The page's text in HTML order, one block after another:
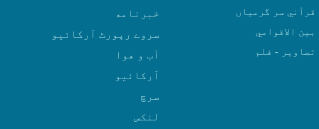
قرآني سر گرمياں
بين الاقوامي
تصاوير - فلم
سروے رپورٹ آرکائیو
آب و هوا
سرچ
لنکس